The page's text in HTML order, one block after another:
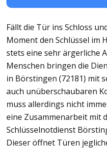
Fällt die Tür ins Schloss
Moment den Schlüssel im
stets eine sehr ärgerliche
Menschen bringen die
in Börstingen (72181) mit
auch unüberschaubaren
muss allerdings nicht
eine Zusammenarbeit mit
Schlüsselnotdienst
Dieser öffnet Türen